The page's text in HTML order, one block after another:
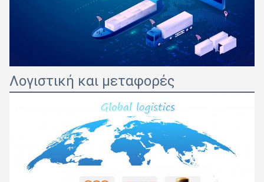
Λογιστική και μεταφορές